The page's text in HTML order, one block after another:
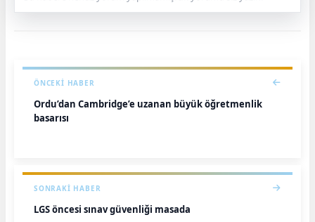
ÖNCEKI HABER
Ordu’dan Cambridge’e uzanan büyük öğretmenlik
başarısı
SONRAKI HABER
LGS öncesi sınav güvenliği masada